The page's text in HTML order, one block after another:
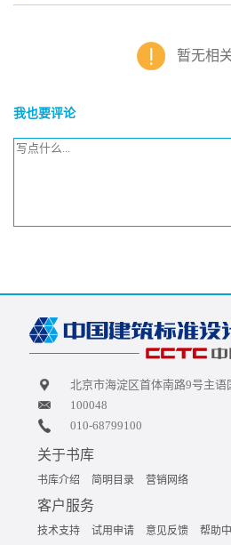
暂无相
我也要评论
北京市海淀区首体南路9号主语
100048
010-68799100
关于书库
书库介绍 简明目录 营销网络
客户服务
技术支持 试用申请 意见反馈 帮助